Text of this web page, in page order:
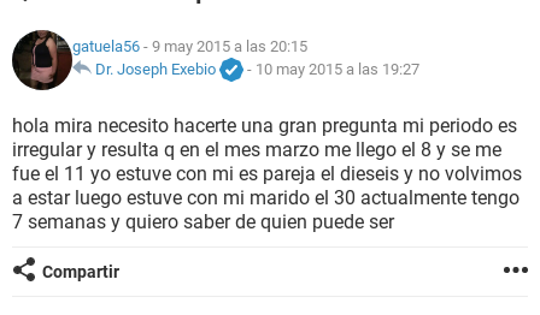
FAMILIA
NUTRICIÓN
BIENESTAR
SEXUALIDAD
GLOSARIO
gatuela56 - 9 may 2015 a las 20:15
Dr. Joseph Exebio
- 10 may 2015 a las 19:27
hola mira necesito hacerte una gran pregunta mi periodo es
irregular y resulta q en el mes marzo me llego el 8 y se me
fue el 11 yo estuve con mi es pareja el dieseis y no volvimos
a estar luego estuve con mi marido el 30 actualmente tengo
7 semanas y quiero saber de quien puede ser
Compartir